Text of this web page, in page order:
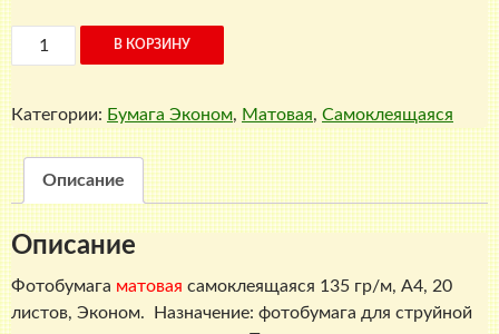
Количество
товара
Матовая
фотобумага
самоклеящаяся,
135
г./
м2,
A4,
20
листов,
В КОРЗИНУ
Категории: Бумага Эконом, Матовая, Самоклеящаяся
Описание
Описание
Фотобумага матовая самоклеящаяся 135 гр/м, A4, 20
листов, Эконом. Назначение: фотобумага для струйной